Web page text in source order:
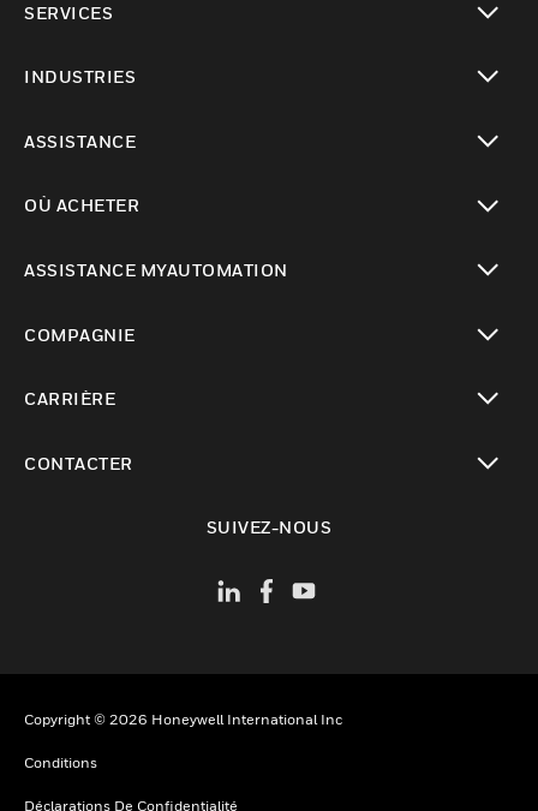
SERVICES
INDUSTRIES
ASSISTANCE
OÙ ACHETER
ASSISTANCE MYAUTOMATION
COMPAGNIE
CARRIÈRE
CONTACTER
SUIVEZ-NOUS
Copyright © 2026 Honeywell International Inc
Conditions
Déclarations De Confidentialité